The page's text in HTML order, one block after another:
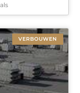
VERBOUWEN